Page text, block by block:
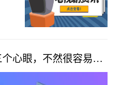
心眼，不然很容易吃